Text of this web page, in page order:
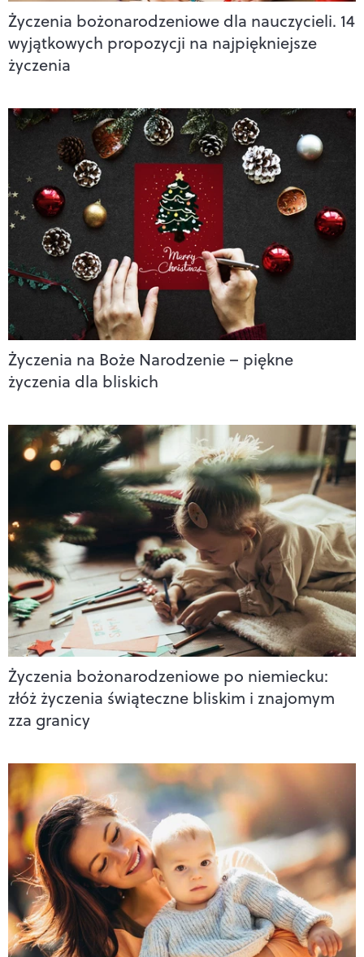
Życzenia bożonarodzeniowe dla nauczycieli. 14
wyjątkowych propozycji na najpiękniejsze
życzenia
Życzenia na Boże Narodzenie – piękne
życzenia dla bliskich
Życzenia bożonarodzeniowe po niemiecku:
złóż życzenia świąteczne bliskim i znajomym
zza granicy